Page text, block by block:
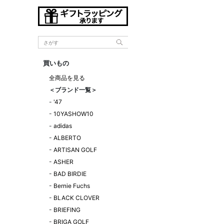
買いもの
全商品を見る
＜ブランド一覧＞
- '47
- 10YASHOW10
- adidas
- ALBERTO
- ARTISAN GOLF
- ASHER
- BAD BIRDIE
- Bernie Fuchs
- BLACK CLOVER
- BRIEFING
- BRIGA GOLF